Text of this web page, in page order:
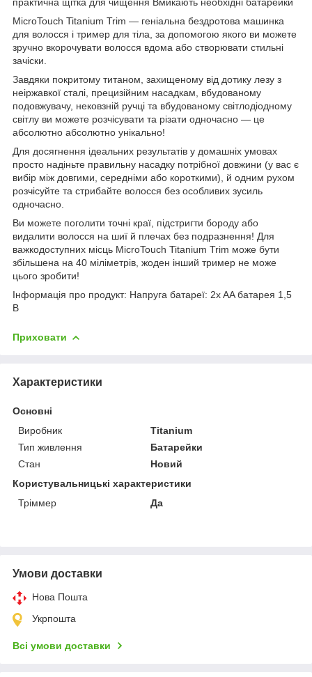
MicroTouch Titanium Trim — геніальна бездротова машинка
для волосся і тример для тіла, за допомогою якого ви можете
зручно вкорочувати волосся вдома або створювати стильні
зачіски.
Завдяки покритому титаном, захищеному від дотику лезу з
неіржавкої сталі, прецизійним насадкам, вбудованому
подовжувачу, нековзній ручці та вбудованому світлодіодному
світлу ви можете розчісувати та різати одночасно — це
абсолютно абсолютно унікально!
Для досягнення ідеальних результатів у домашніх умовах
просто надіньте правильну насадку потрібної довжини (у вас є
вибір між довгими, середніми або короткими), й одним рухом
розчісуйте та стрибайте волосся без особливих зусиль
одночасно.
Ви можете поголити точні краї, підстригти бороду або
видалити волосся на шиї й плечах без подразнення! Для
важкодоступних місць MicroTouch Titanium Trim може бути
збільшена на 40 міліметрів, жоден інший тример не може
цього зробити!
Інформація про продукт: Напруга батареї: 2x AA батарея 1,5
В
Приховати
Характеристики
Основні
Виробник
Titanium
Тип живлення
Батарейки
Стан
Новий
Користувальницькі характеристики
Тріммер
Да
Умови доставки
Нова Пошта
Укрпошта
Всі умови доставки